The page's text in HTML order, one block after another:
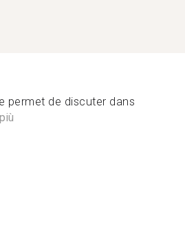
permet de discuter dans